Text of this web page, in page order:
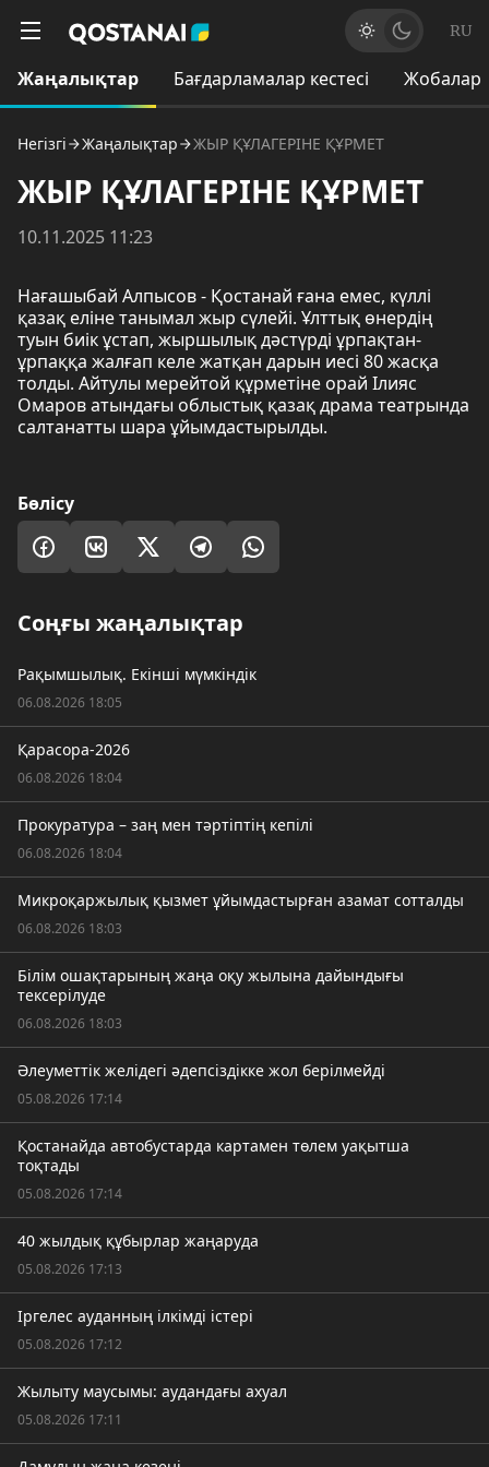
RU
Жаңалықтар Бағдарламалар кестесі Жобалар
Негізгі Жаңалықтар ЖЫР ҚҰЛАГЕРІНЕ ҚҰРМЕТ
ЖЫР ҚҰЛАГЕРІНЕ ҚҰРМЕТ
10.11.2025 11:23
Нағашыбай Алпысов - Қостанай ғана емес, күллі
қазақ еліне танымал жыр сүлейі. Ұлттық өнердің
туын биік ұстап, жыршылық дәстүрді ұрпақтан-
ұрпаққа жалғап келе жатқан дарын иесі 80 жасқа
толды. Айтулы мерейтой құрметіне орай Ілияс
Омаров атындағы облыстық қазақ драма театрында
салтанатты шара ұйымдастырылды.
Бөлісу
Соңғы жаңалықтар
Рақымшылық. Екінші мүмкіндік
06.08.2026 18:05
Қарасора-2026
06.08.2026 18:04
Прокуратура – заң мен тәртіптің кепілі
06.08.2026 18:04
Микроқаржылық қызмет ұйымдастырған азамат сотталды
06.08.2026 18:03
Білім ошақтарының жаңа оқу жылына дайындығы
тексерілуде
06.08.2026 18:03
Әлеуметтік желідегі әдепсіздікке жол берілмейді
05.08.2026 17:14
Қостанайда автобустарда картамен төлем уақытша
тоқтады
05.08.2026 17:14
40 жылдық құбырлар жаңаруда
05.08.2026 17:13
Іргелес ауданның ілкімді істері
05.08.2026 17:12
Жылыту маусымы: аудандағы ахуал
05.08.2026 17:11